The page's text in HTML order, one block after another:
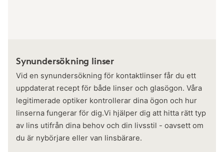
Synundersökning linser
Vid en synundersökning för kontaktlinser får du ett
uppdaterat recept för både linser och glasögon. Våra
legitimerade optiker kontrollerar dina ögon och hur
linserna fungerar för dig.Vi hjälper dig att hitta rätt typ
av lins utifrån dina behov och din livsstil - oavsett om
du är nybörjare eller van linsbärare.